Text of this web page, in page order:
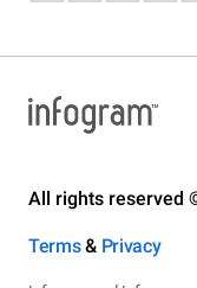
All rights reserved
Terms& Privacy